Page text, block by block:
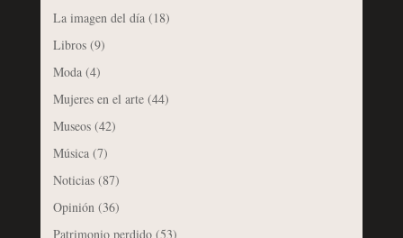
La imagen del día(18)
Libros(9)
Moda(4)
Mujeres en el arte(44)
Museos(42)
Música(7)
Noticias(87)
Opinión (36)
Patrimonio perdido(53)